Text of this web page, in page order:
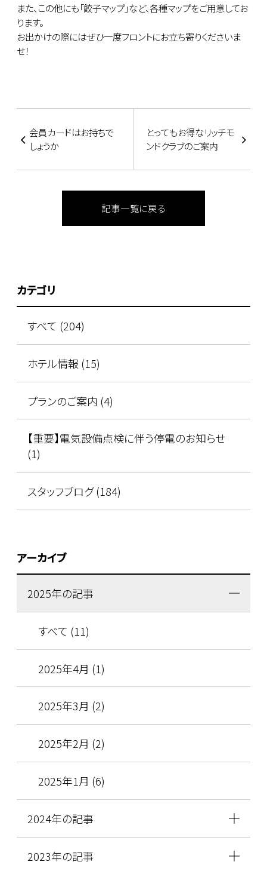
また、この他にも「餃子マップ」など、各種マップをご用意してお
ります。
お出かけの際にはぜひ一度フロントにお立ち寄りくださいま
せ！
会員カードはお持ちで
しょうか
とってもお得なリッチモ
ンドクラブのご案内
記事一覧に戻る
カテゴリ
すべて (204)
ホテル情報 (15)
プランのご案内 (4)
【重要】電気設備点検に伴う停電のお知らせ
(1)
スタッフブログ (184)
アーカイブ
2025年の記事
すべて (11)
2025年4月 (1)
2025年3月 (2)
2025年2月 (2)
2025年1月 (6)
2024年の記事
2023年の記事